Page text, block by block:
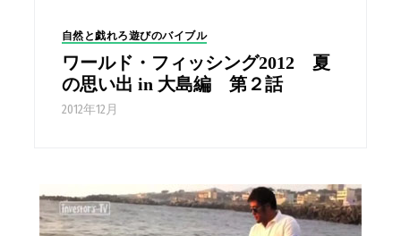
自然と戯れろ遊びのバイブル
ワールド・フィッシング2012 夏
の思い出 in 大島編 第２話
2012年12月